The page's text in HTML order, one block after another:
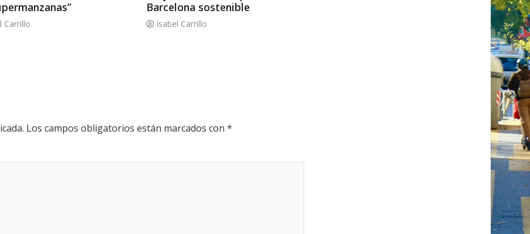
Carrillo
Barcelona sostenible
Isabel Carrillo
Los campos obligatorios están marcados con*